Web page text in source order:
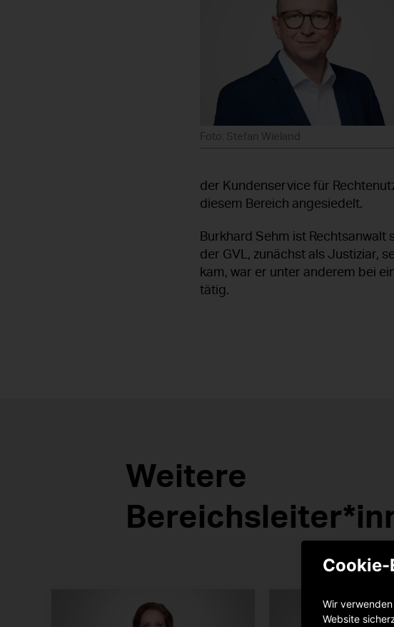
Foto: Stefan Wieland
der Kundenservice für
diesem Bereich angesiedelt.
Burkhard Sehm ist
der GVL, zunächst als Justiziar,
kam, war er unter anderem bei
tätig.
Weitere
Wir
Website